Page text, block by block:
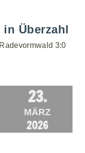
in Überzahl
3:0
23.
MÄRZ
2026